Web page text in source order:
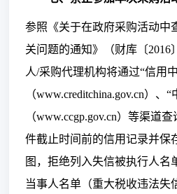
参照 《关于在政府采购活动
关问题的通知》（财库〔2016
人/采购代理机构将通过“信用
（www.creditchina.gov.cn）、
（www.ccgp.gov.cn）等渠道查
件截止时间前的信用记录并保
图，拒绝列入失信被执行人名
当事人名单 （重大税收违法失